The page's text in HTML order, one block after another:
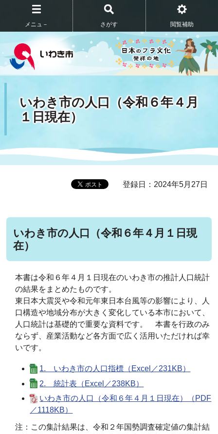
メニュ－ さがす 閲覧補助
いわき市の人口（令和６年４月
１日現在）
登録日：2024年5月27日
いわき市の人口（令和６年４月１日現
在）
本書は令和６年４月１日現在のいわき市の推計人口統計
の結果をまとめたものです。
東日本大震災や令和元年東日本台風等の影響により、人
口構造や地域分布が大きく変化している本市において、
人口統計は基礎的で重要な資料です。 本書を行政のみ
ならず、産業活動など各方面で広く活用いただければ幸
いです。
1. いわき市の人口指標（Excel／231KB）
2. 統計表（Excel／238KB）
いわき市の人口（令和６年４月１日現在）（PDF
／1118KB）
注：この集計結果は、令和２年国勢調査確定値の集計結